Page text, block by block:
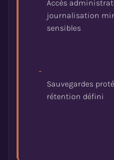
Accès
journalisation
-
Sauvegardes